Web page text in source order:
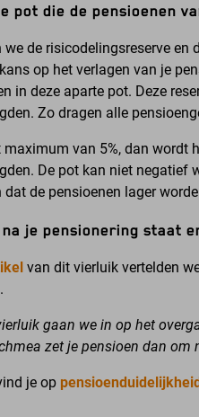
pot die de pensioenen
we de risicodelingsreserve
op het verlagen van je
in deze aparte pot. Deze
Zo dragen alle
maximum van 5%, dan wordt
De pot kan niet negatief
de pensioenen lager
je pensionering staat
van dit vierluik vertelden
gaan we in op het
zet je pensioen dan om
je op